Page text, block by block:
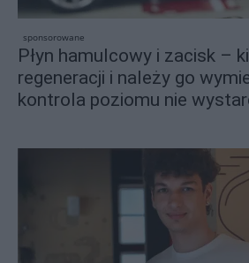
sponsorowane
Płyn hamulcowy i zacisk –
regeneracji i należy go
kontrola poziomu nie